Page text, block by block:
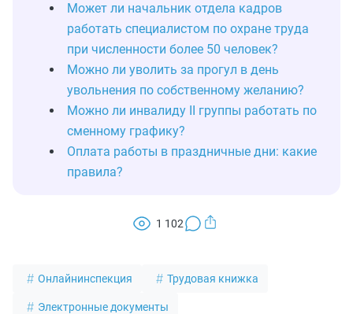
Может ли начальник отдела кадров
работать специалистом по охране труда
при численности более 50 человек?
Можно ли уволить за прогул в день
увольнения по собственному желанию?
Можно ли инвалиду II группы работать по
сменному графику?
Оплата работы в праздничные дни: какие
правила?
1 102
Онлайнинспекция Трудовая книжка
Электронные документы